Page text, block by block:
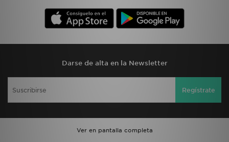
Darse de alta en la Newsletter
Regístrate
Ver en pantalla completa